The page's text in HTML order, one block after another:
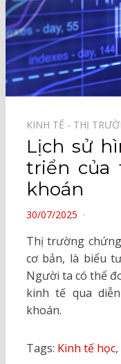
KINH TẾ - THỊ
Lịch sử
triển của
khoán
POSTED
30/07/2025
Thị trường
cơ bản, là biểu
Người ta có thể
kinh tế qua
khoán.
Tags: Kinh tế học,